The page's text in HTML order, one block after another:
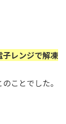
子レンジで解凍
のことでした。